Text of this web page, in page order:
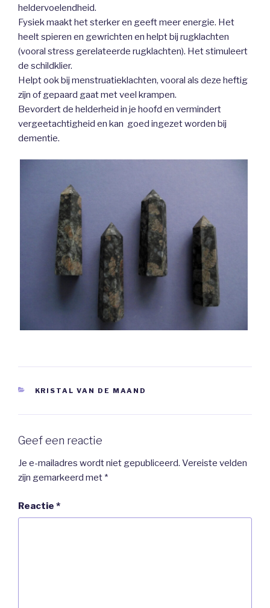
heldervoelendheid.
Fysiek maakt het sterker en geeft meer energie. Het
heelt spieren en gewrichten en helpt bij rugklachten
(vooral stress gerelateerde rugklachten). Het stimuleert
de schildklier.
Helpt ook bij menstruatieklachten, vooral als deze heftig
zijn of gepaard gaat met veel krampen.
Bevordert de helderheid in je hoofd en vermindert
vergeetachtigheid en kan goed ingezet worden bij
dementie.
CATEGORIEËN
KRISTAL VAN DE MAAND
Geef een reactie
Je e-mailadres wordt niet gepubliceerd. Vereiste velden
zijn gemarkeerd met *
Reactie *